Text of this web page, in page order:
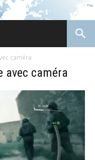
caméra
avec caméra